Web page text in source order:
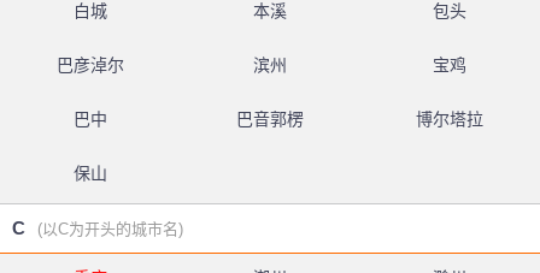
白城 本溪 包头
巴彦淖尔 滨州 宝鸡
巴中 巴音郭楞 博尔塔拉
保山
C (以C为开头的城市名)